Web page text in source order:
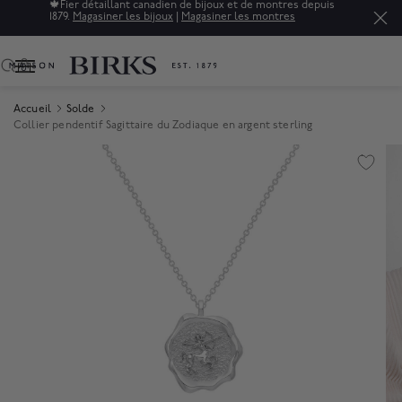
🍁 Fier détaillant canadien de bijoux et de montres depuis
1879. Magasiner les bijoux Magasiner les montres
0
Accueil
Solde
Collier pendentif Sagittaire du Zodiaque en argent sterling
Product Images